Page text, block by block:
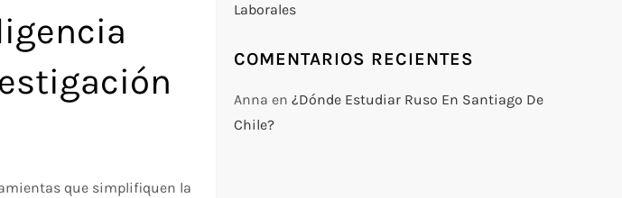
que simplifiquen la
Laborales
COMENTARIOS RECIENTES
Anna en ¿Dónde Estudiar Ruso En Santiago De
Chile?